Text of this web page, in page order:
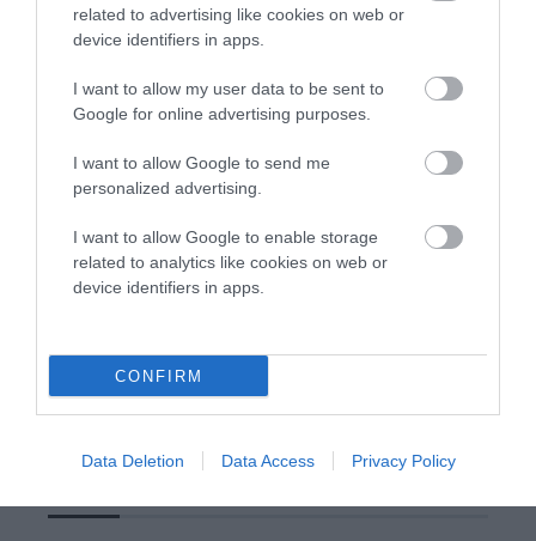
related to advertising like cookies on web or
device identifiers in apps.
I want to allow my user data to be sent to
Google for online advertising purposes.
I want to allow Google to send me
personalized advertising.
I want to allow Google to enable storage
related to analytics like cookies on web or
device identifiers in apps.
CONFIRM
Data Deletion Data Access Privacy Policy
Μπέκετ
ευκαιρίες για να φανεί.
ΣΥΓΚΛΟΝΙΣΤΙΚΟΣ ΑΠΟΧΑΙΡΕΤΙΣΜΟΣ ΣΤΗ
ΡΑΦΗΝΑ ΣΤΟ «ΤΕΛΕΥΤΑΙΟ ΜΠΑΡΚΟ» ΤΟΥ
Απαράδεκτη εμπειρία στη Ραφήνα. Φωτογραφίες από την
αναχώρηση εκείνης της ώρας…
Πρόσφατα Άρθρα